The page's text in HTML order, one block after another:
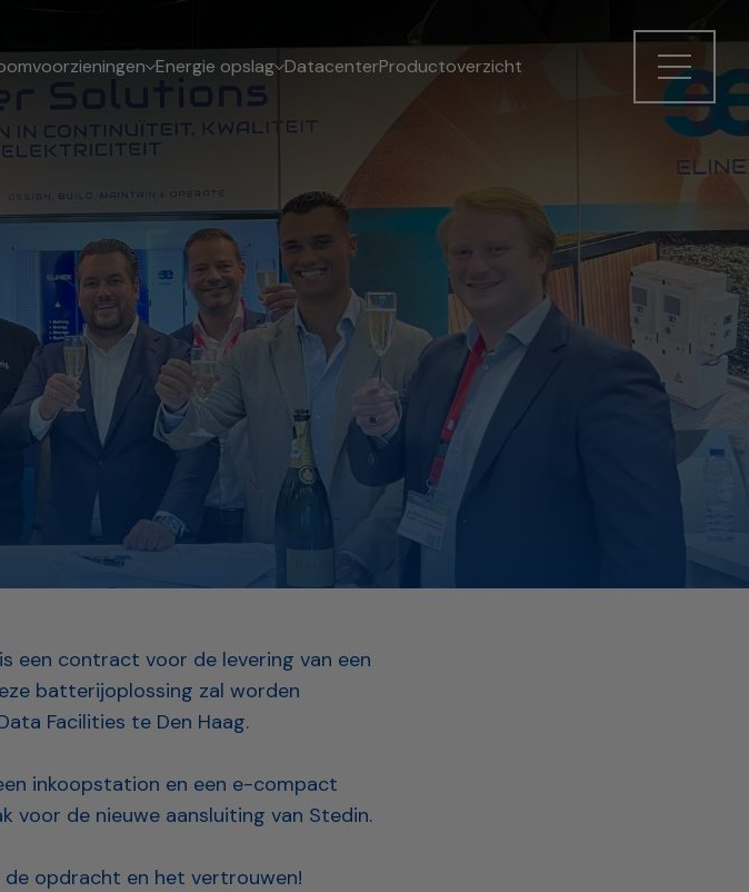
Energie opslag DatacenterProductoverzicht
een contract voor de levering van een
batterijoplossing zal worden
Facilities te Den Haag.⁠
inkoopstation en een e-compact
de nieuwe aansluiting van Stedin.⁠
de opdracht en het vertrouwen!